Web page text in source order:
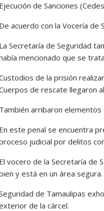
Ejecución de Sanciones
De acuerdo con la Vocería de
La Secretaría de Seguridad
mencionado que se
de la prisión
de rescate llegaron
También arribaron elementos
En este penal se encuentra
judicial por delitos
El vocero de la Secretaría de
y está en un área segura.
de Tamaulipas
de la cárcel.